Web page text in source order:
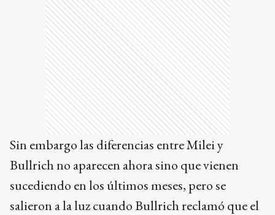
Sin embargo las diferencias entre Milei y
Bullrich no aparecen ahora sino que vienen
sucediendo en los últimos meses, pero se
salieron a la luz cuando Bullrich reclamó que el